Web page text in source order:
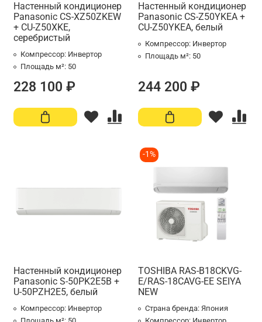
Настенный кондиционер
Panasonic CS-XZ50ZKEW
+ CU-Z50XKE,
серебристый
Компрессор: Инвертор
Площадь м²: 50
228 100 ₽
Настенный кондиционер
Panasonic CS-Z50YKEA +
CU-Z50YKEA, белый
Компрессор: Инвертор
Площадь м²: 50
244 200 ₽
Настенный кондиционер
Panasonic S-50PK2E5B +
U-50PZH2E5, белый
Компрессор: Инвертор
-1%
TOSHIBA RAS-B18СKVG-
E/RAS-18СAVG-EE SEIYA
NEW
Страна бренда: Япония